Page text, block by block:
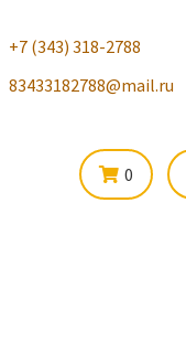
+7 (343) 318-2788
83433182788@mail.ru
0